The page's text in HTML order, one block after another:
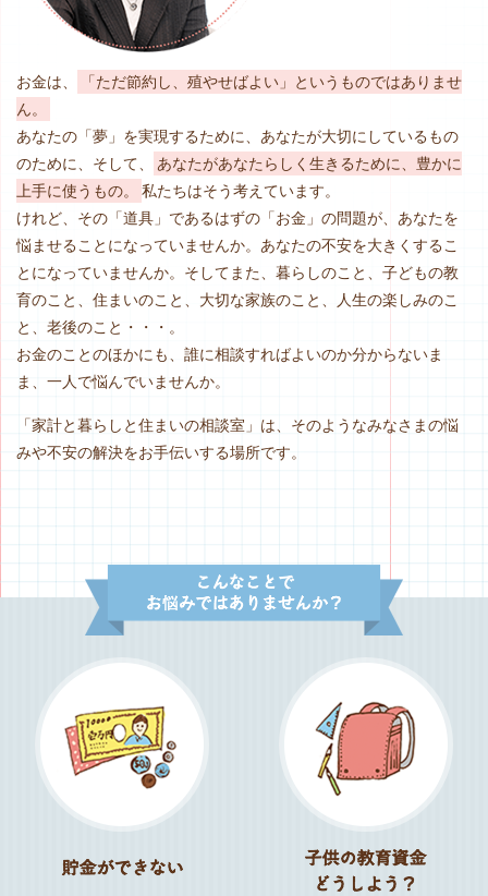
お金は、
「ただ節約し、殖やせばよい」というものではありませ
ん。
あなたの「夢」を実現するために、 あなたが大切にしているもの
のために、 そして、
あなたがあなたらしく生きるために、豊かに
上手に使うもの。
私たちはそう考えています。
けれど、その「道具」であるはずの「お金」の問題が、 あなたを
悩ませることになっていませんか。 あなたの不安を大きくするこ
とになっていませんか。 そしてまた、暮らしのこと、子どもの教
育のこと、住まいのこと、 大切な家族のこと、人生の楽しみのこ
と、老後のこと・・・。
お金のことのほかにも、誰に相談すればよいのか分からないま
ま、 一人で悩んでいませんか。
「家計と暮らしと住まいの相談室」は、 そのようなみなさまの悩
みや不安の解決をお手伝いする場所です。